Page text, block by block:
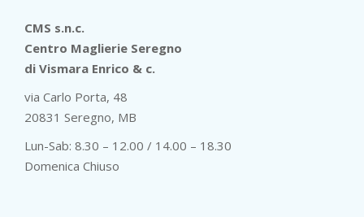
CMS s.n.c.
Centro Maglierie Seregno
di Vismara Enrico & c.
via Carlo Porta, 48
20831 Seregno, MB
Lun-Sab: 8.30 – 12.00 / 14.00 – 18.30
Domenica Chiuso